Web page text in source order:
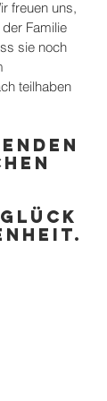
freuen uns,
Familie
sie noch
teilhaben